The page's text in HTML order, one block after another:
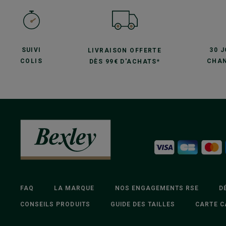
SUIVI
COLIS
LIVRAISON OFFERTE
DÈS 99€ D'ACHATS*
30
FAQ LA MARQUE NOS ENGAGEMENTS RSE
CONSEILS PRODUITS GUIDE DES TAILLES CARTE